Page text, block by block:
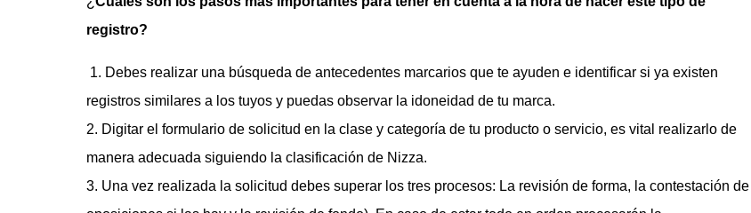
registro?
1. Debes realizar una búsqueda de antecedentes marcarios que te ayuden e identificar si ya existen
registros similares a los tuyos y puedas observar la idoneidad de tu marca.
2. Digitar el formulario de solicitud en la clase y categoría de tu producto o servicio, es vital realizarlo de
manera adecuada siguiendo la clasificación de Nizza.
3. Una vez realizada la solicitud debes superar los tres procesos: La revisión de forma, la contestación de